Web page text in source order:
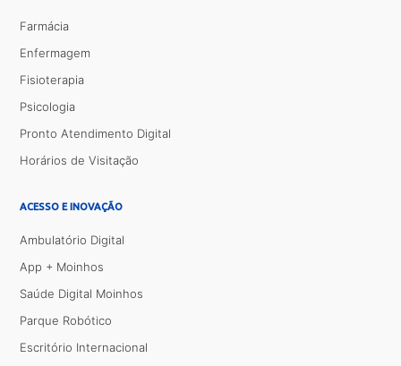
Farmácia
Enfermagem
Fisioterapia
Psicologia
Pronto Atendimento Digital
Horários de Visitação
ACESSO E INOVAÇÃO
Ambulatório Digital
App + Moinhos
Saúde Digital Moinhos
Parque Robótico
Escritório Internacional